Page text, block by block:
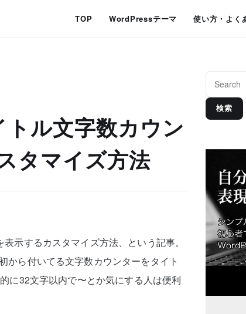
TOP WordPressテーマ 使い方・よく
ル文字数カウン
タマイズ方法
示するカスタマイズ方法、という記事。
から付いてる文字数カウンターをタイト
に32文字以内で〜とか気にする人は便利
検索